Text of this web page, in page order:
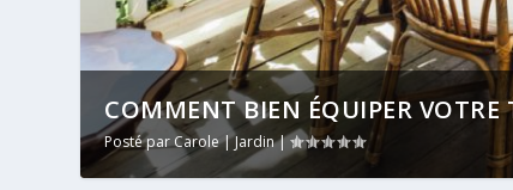
COMMENT BIEN ÉQUIPER VOTRE
Posté parCarole|Jardin|